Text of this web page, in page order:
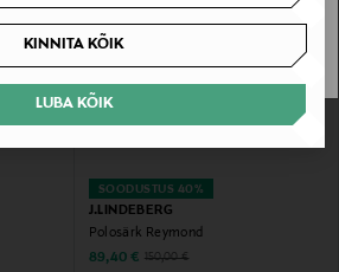
KINNITA KÕIK
LUBA KÕIK
SOODUSTUS 40%
J.LINDEBERG
Polosärk Reymond
Discounted Price
89,40 € Original Price
150,00 €
SAAN ARU